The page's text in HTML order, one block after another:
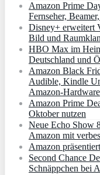
Amazon Prime
Fernseher,
Disney+ erweitert
Bild und
HBO Max im
Deutschland und
Amazon Black
Audible, Kindle
Amazon‑Hardware
Amazon Prime
Oktober nutzen
Neue Echo Show
Amazon mit
Amazon
Second Chance
Schnäppchen bei